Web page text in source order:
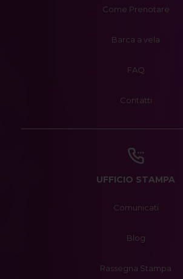
Come Prenotare
Barca a vela
FAQ
Contatti
UFFICIO STAMPA
Comunicati
Blog
Rassegna Stampa